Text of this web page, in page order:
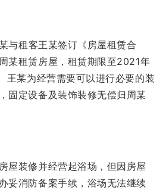
与租客王某签订《房屋租赁合
某租赁房屋，租赁期限至2021年
王某为经营需要可以进行必要的装
固定设备及装饰装修无偿归周某
屋装修并经营起浴场，但因房屋
妥消防备案手续，浴场无法继续